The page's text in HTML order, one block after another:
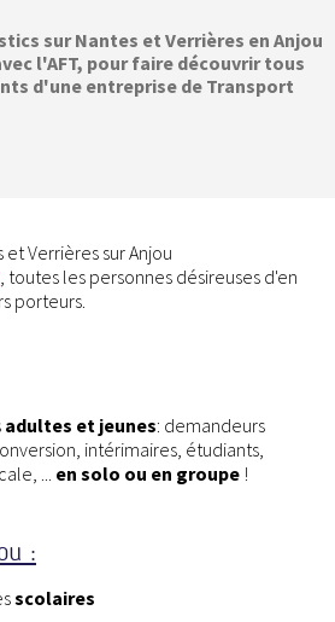
sur Nantes et Verrières en Anjou
l'AFT, pour faire découvrir tous
d'une entreprise de Transport
Verrières sur Anjou
, toutes les personnes désireuses d'en
porteurs.
adultes et jeunes: demandeurs
intérimaires, étudiants,
... en solo ou en groupe !
:
scolaires